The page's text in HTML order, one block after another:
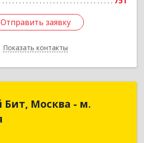
Отправить заявку
Показать контакты
Отправить заявку
Назад
Бит, Москва - м.
Бит, Москва - м.
Калужская
г, Воронцовская ул, дом № 35А,